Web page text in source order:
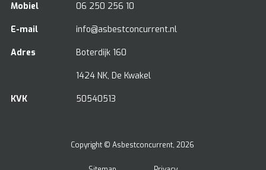
Mobiel 06 250 256 10
E-mail info@asbestconcurrent.nl
Adres Boterdijk 160
1424 NK, De Kwakel
KVK 50540513
Copyright © Asbestconcurrent, 2026